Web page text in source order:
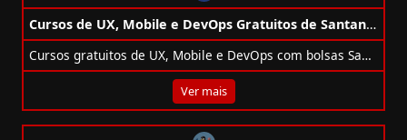
Cursos de UX, Mobile e DevOps Gratuitos de Santander + Alura
Cursos gratuitos de UX, Mobile e DevOps com bolsas Santander + Alura. Inscreva-se e avance na carreira tech!
Ver mais